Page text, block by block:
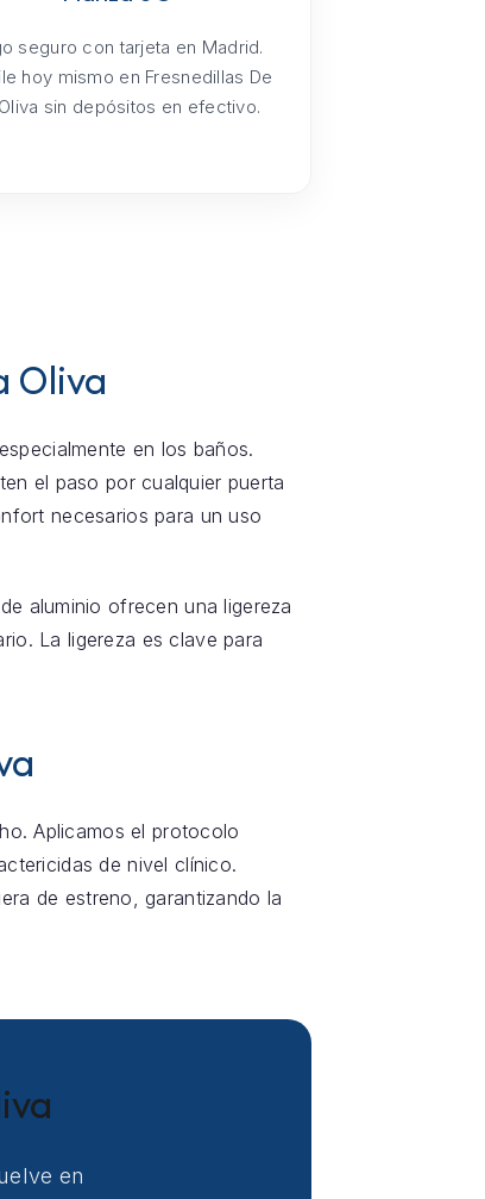
seguro con tarjeta en Madrid.
hoy mismo en Fresnedillas De
sin depósitos en efectivo.
Oliva
en los baños.
el paso por cualquier puerta
necesarios para un uso
de aluminio ofrecen una ligereza
La ligereza es clave para
Aplicamos el protocolo
de nivel clínico.
de estreno, garantizando la
en